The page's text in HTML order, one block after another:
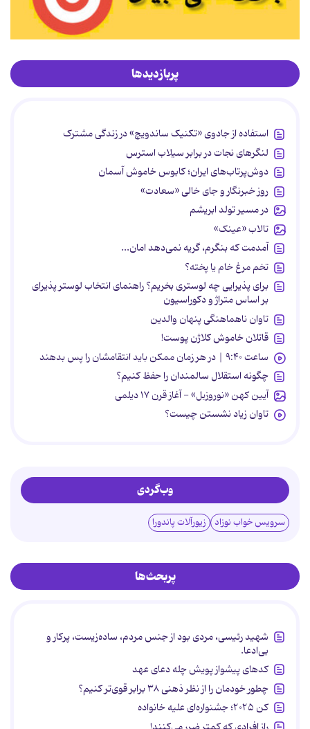
پربازدیدها
استفاده از جادوی «تکنیک ساندویچ» در زندگی مشترک
لنگرهای نجات در برابر سیلاب استرس
دوش‌پرتاب‌های ایران؛ کابوس خاموش آسمان
روز خبرنگار و جای خالی «سعادت»
در مسیر تولد ابریشم
تالاب «عینک»
آمدمت که بنگرم، گریه نمی‌دهد امان...
تخم مرغ خام یا پخته؟
برای پذیرایی چه لوستری بخریم؟ راهنمای انتخاب لوستر پذیرای
بر اساس متراژ و دکوراسیون
تاوان ناهماهنگی پنهان والدین
قاتلان خاموش کلاژن پوست!
ساعت ۹:۴۰ | در هر زمان ممکن باید انتقامشان را پس بدهند
چگونه استقلال سالمندان را حفظ کنیم؟
آیین کهن «نوروزبل» - آغاز قرن ۱۷ دیلمی
تاوان زیاد نشستن چیست؟
وب‌گردی
سرویس خواب نوزاد زیورآلات پاندورا
پربحث‌ها
شهید رئیسی، مردی بود از جنس مردم، ساده‌زیست، پرکار و
بی‌ادعا.
کدهای پیشواز پویش چله دعای عهد
چطور خودمان را از نظر ذهنی ۳۸ برابر قوی‌تر کنیم؟
کن ۲۰۲۵؛ جشنواره‌ای علیه خانواده